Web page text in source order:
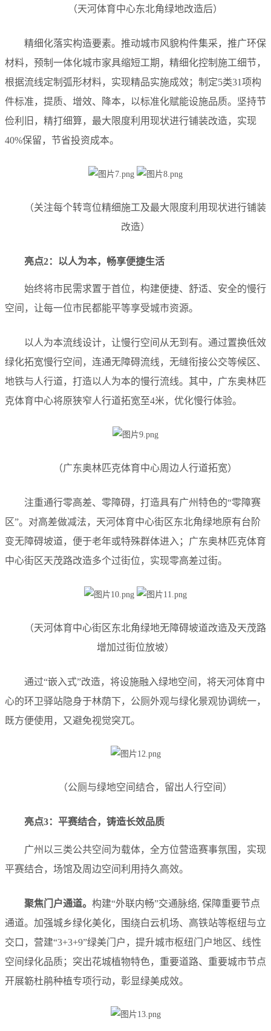
（天河体育中心东北角绿地改造后）
精细化落实构造要素。推动城市风貌构件集采，推广环保
材料，预制一体化城市家具缩短工期，精细化控制施工细节，
根据流线定制弧形材料，实现精品实施成效；制定5类31项构
件标准，提质、增效、降本，以标准化赋能设施品质。坚持节
俭利旧，精打细算，最大限度利用现状进行铺装改造，实现
40%保留，节省投资成本。
（关注每个转弯位精细施工及最大限度利用现状进行铺装
改造）
亮点2：以人为本，畅享便捷生活
始终将市民需求置于首位，构建便捷、舒适、安全的慢行
空间，让每一位市民都能平等享受城市资源。
以人为本流线设计，让慢行空间从无到有。通过置换低效
绿化拓宽慢行空间，连通无障碍流线，无缝衔接公交等候区、
地铁与人行道，打造以人为本的慢行流线。其中，广东奥林匹
克体育中心将原狭窄人行道拓宽至4米，优化慢行体验。
（广东奥林匹克体育中心周边人行道拓宽）
注重通行零高差、零障碍，打造具有广州特色的“零障赛
区”。对高差做减法，天河体育中心街区东北角绿地原有台阶
变无障碍坡道，便于老年或特殊群体进入；广东奥林匹克体育
中心街区天茂路改造多个过街位，实现零高差过街。
（天河体育中心街区东北角绿地无障碍坡道改造及天茂路
增加过街位放坡）
通过“嵌入式”改造，将设施融入绿地空间，将天河体育中
心的环卫驿站隐身于林荫下，公厕外观与绿化景观协调统一，
既方便使用，又避免视觉突兀。
（公厕与绿地空间结合，留出人行空间）
亮点3：平赛结合， 铸造长效品质
广州以三类公共空间为载体，全方位营造赛事氛围，实现
平赛结合，场馆及周边空间利用持久高效。
聚焦门户通道。 构建“外联内畅”交通脉络, 保障重要节点
通道。加强城乡绿化美化，围绕白云机场、高铁站等枢纽与立
交口，营建“3+3+9”绿美门户，提升城市枢纽门户地区、线性
空间绿化品质；突出花城植物特色，重要道路、重要城市节点
开展簕杜鹃种植专项行动，彰显绿美成效。